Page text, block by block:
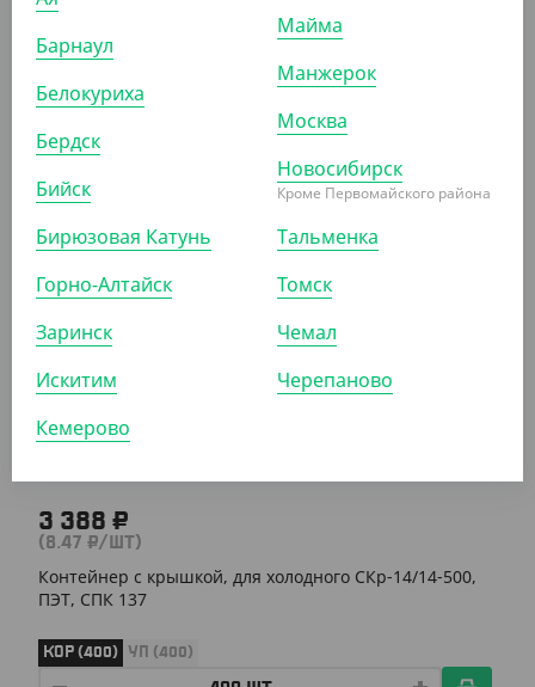
(3.93 ₽/ШТ)
Контейнер прозрачный 500мл. 179х132х34,4мм
УП (50) КОР (500)
АРТ. 2105004
3 388 ₽
(8.47 ₽/ШТ)
Контейнер с крышкой, для холодного СКр-14/14-500,
ПЭТ, СПК 137
КОР (400) УП (400)
Барнаул
Белокуриха
Бердск
Бийск
Бирюзовая Катунь
Горно-Алтайск
Заринск
Искитим
Кемерово
Майма
Манжерок
Москва
Новосибирск
Кроме Первомайского района
Тальменка
Томск
Чемал
Черепаново